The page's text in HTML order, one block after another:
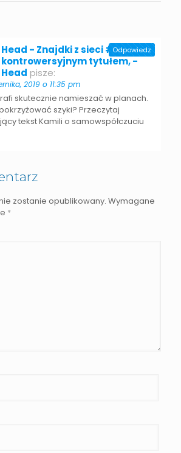
- Znajdki z sieci #9: E-
kontrowersyjnym tytułem, -
pisze:
2019 o 11:35 pm
skutecznie namieszać w planach.
szyki? Przeczytaj
tekst Kamili o samowspółczuciu
Odpowiedz
zostanie opublikowany. Wymagane
*